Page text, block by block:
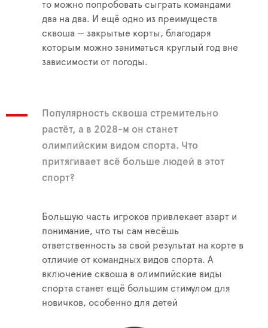
то можно попробовать сыграть командами
два на два. И ещё одно из преимуществ
сквоша — закрытые корты, благодаря
которым можно заниматься круглый год вне
зависимости от погоды.
Популярность сквоша стремительно
растёт, а в 2028-м он станет
олимпийским видом спорта. Что
притягивает всё больше людей в этот
спорт?
Большую часть игроков привлекает азарт и
понимание, что ты сам несёшь
ответственность за свой результат на корте в
отличие от командных видов спорта. А
включение сквоша в олимпийские виды
спорта станет ещё большим стимулом для
новичков, особенно для детей